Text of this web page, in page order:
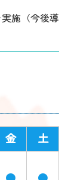
施（今後導
金
土